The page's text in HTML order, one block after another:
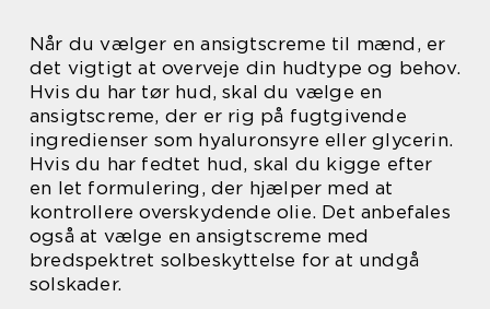
Når du vælger en ansigtscreme til mænd, er
det vigtigt at overveje din hudtype og behov.
Hvis du har tør hud, skal du vælge en
ansigtscreme, der er rig på fugtgivende
ingredienser som hyaluronsyre eller glycerin.
Hvis du har fedtet hud, skal du kigge efter
en let formulering, der hjælper med at
kontrollere overskydende olie. Det anbefales
også at vælge en ansigtscreme med
bredspektret solbeskyttelse for at undgå
solskader.